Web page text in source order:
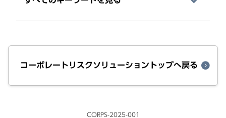
コーポレートリスクソリューショントップへ戻る
CORPS-2025-001